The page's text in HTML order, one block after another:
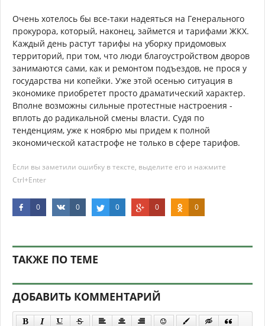
Очень хотелось бы все-таки надеяться на Генерального
прокурора, который, наконец, займется и тарифами ЖКХ.
Каждый день растут тарифы на уборку придомовых
территорий, при том, что люди благоустройством дворов
занимаются сами, как и ремонтом подъездов, не прося у
государства ни копейки. Уже этой осенью ситуация в
экономике приобретет просто драматический характер.
Вполне возможны сильные протестные настроения -
вплоть до радикальной смены власти. Судя по
тенденциям, уже к ноябрю мы придем к полной
экономической катастрофе не только в сфере тарифов.
Если вы заметили ошибку в тексте, выделите его и нажмите
Ctrl+Enter
0 0 0 0 0
ТАКЖЕ ПО ТЕМЕ
ДОБАВИТЬ КОММЕНТАРИЙ